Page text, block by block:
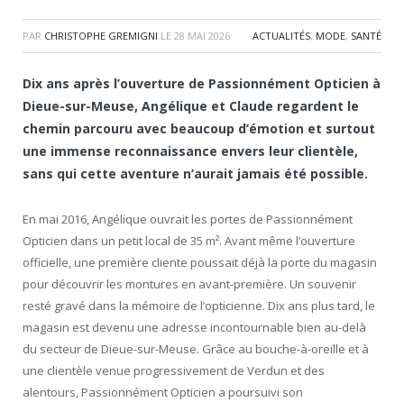
PAR CHRISTOPHE GREMIGNI LE 28 MAI 2026 ACTUALITÉS, MODE, SANTÉ
Dix ans après l’ouverture de Passionnément Opticien à
Dieue-sur-Meuse, Angélique et Claude regardent le
chemin parcouru avec beaucoup d’émotion et surtout
une immense reconnaissance envers leur clientèle,
sans qui cette aventure n’aurait jamais été possible.
En mai 2016, Angélique ouvrait les portes de Passionnément
Opticien dans un petit local de 35 m². Avant même l’ouverture
officielle, une première cliente poussait déjà la porte du magasin
pour découvrir les montures en avant-première. Un souvenir
resté gravé dans la mémoire de l’opticienne. Dix ans plus tard, le
magasin est devenu une adresse incontournable bien au-delà
du secteur de Dieue-sur-Meuse. Grâce au bouche-à-oreille et à
une clientèle venue progressivement de Verdun et des
alentours, Passionnément Opticien a poursuivi son